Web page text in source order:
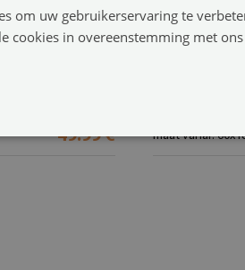
49.99 €
Modern
maat vanaf:
om uw gebruikerservaring te
cookies in overeenstemming met